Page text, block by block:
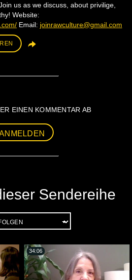
us as we discuss, about privilige,
Website:
Email: joinrawculture@gmail.com
EINEN KOMMENTAR AB
Sendereihe
34:06